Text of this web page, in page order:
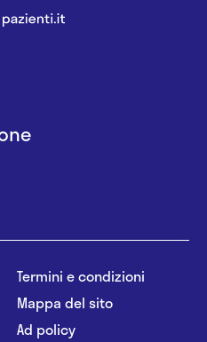
Termini e condizioni
Mappa del sito
Ad policy